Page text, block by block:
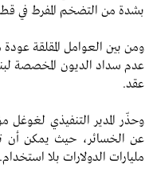
بشدة من التضخم المفرط في
ومن بين العوامل المقلقة
عدم سداد الديون المخصصة
عقد.
وحذّر المدير التنفيذي
عن الخسائر، حيث يمكن أن
مليارات الدولارات بلا استخدام.